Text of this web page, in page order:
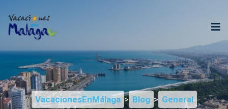
VacacionesEnMálaga > Blog > General